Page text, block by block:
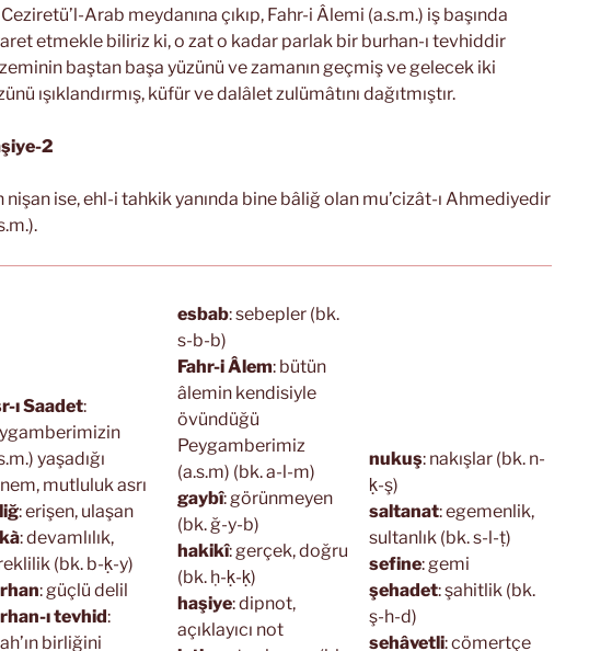
Arab meydanına çıkıp, Fahr-i Âlemi (a.s.m.) iş başında
etmekle biliriz ki, o zat o kadar parlak bir burhan-ı tevhiddir
baştan başa yüzünü ve zamanın geçmiş ve gelecek iki
ışıklandırmış, küfür ve dalâlet zulümâtını dağıtmıştır.
2
nişan ise, ehl-i tahkik yanında bine bâliğ olan mu’cizât-ı Ahmediyedir
ı Saadet:
yaşadığı
mutluluk asrı
: erişen, ulaşan
: devamlılık,
(bk. b-ḳ-y)
: güçlü delil
ı tevhid:
birliğini
esbab: sebepler (bk.
s-b-b)
Fahr-i Âlem: bütün
âlemin kendisiyle
övündüğü
Peygamberimiz
(a.s.m) (bk. a-l-m)
gaybî: görünmeyen
(bk. ğ-y-b)
hakikî: gerçek, doğru
(bk. ḥ-ḳ-ḳ)
haşiye: dipnot,
açıklayıcı not
nukuş: nakışlar (bk. n-
ḳ-ş)
saltanat: egemenlik,
sultanlık (bk. s-l-ṭ)
sefine: gemi
şehadet: şahitlik (bk.
ş-h-d)
sehâvetli: cömertçe